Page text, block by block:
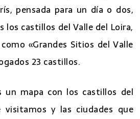
pensada para un día o dos,
los castillos del Valle del Loira,
«Grandes Sitios del Valle
23 castillos.
un mapa con los castillos del
y las ciudades que